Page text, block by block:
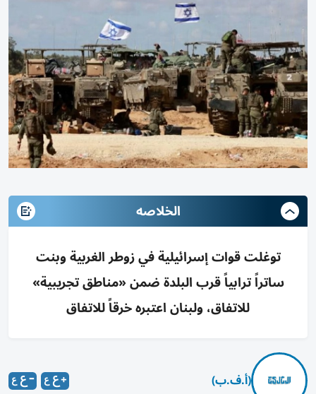
الخلاصه
توغلت قوات إسرائيلية في زوطر الغربية وبنت
ساتراً ترابياً قرب البلدة ضمن «مناطق تجريبية»
للاتفاق، ولبنان اعتبره خرقاً للاتفاق
(أ.ف.ب)